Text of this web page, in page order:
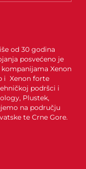
od 30 godina
posvećeno je
Xenon
i Xenon forte
podršci i
Plustek,
na području
te Crne Gore.